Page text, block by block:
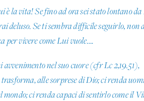
la vita! Se fino ad ora sei stato lontano da
deluso. Se ti sembra difficile seguirlo, non
per vivere come Lui vuole….
nel suo cuore (cfr Lc 2,19.51),
alle sorprese di Dio; ci renda
ci renda capaci di sentirlo come il